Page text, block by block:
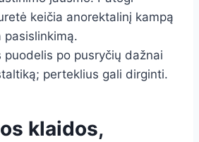
keičia anorektalinį kampą
pasislinkimą.
puodelis po pusryčių dažnai
perteklius gali dirginti.
klaidos,